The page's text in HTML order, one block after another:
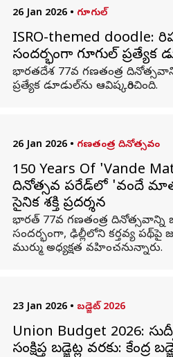
26 Jan 2026 • గూగుల్
ISRO-themed doodle:
సందర్భంగా గూగుల్ ప్రత్యేక
భారతదేశ 77వ గణతంత్ర దినోత్సవాన్ని
ప్రత్యేక డూడుల్‌ను ఆవిష్కరించింది.
26 Jan 2026 • గణతంత్ర దినోత్సవం
150 Years Of 'Vande
దినోత్సవ పరేడ్‌లో 'వందే
సైనిక శక్తి ప్రదర్శన
భారత్ 77వ గణతంత్ర దినోత్సవాన్ని
సందర్భంగా, ఢిల్లీలోని కర్తవ్య పథ్‌పై
ముర్ము అధ్యక్షత వహించనున్నారు.
23 Jan 2026 • బడ్జెట్‌ 2026
Union Budget 2026:
సంక్షిప్త బడ్జెట్ల వరకు: కేంద్ర